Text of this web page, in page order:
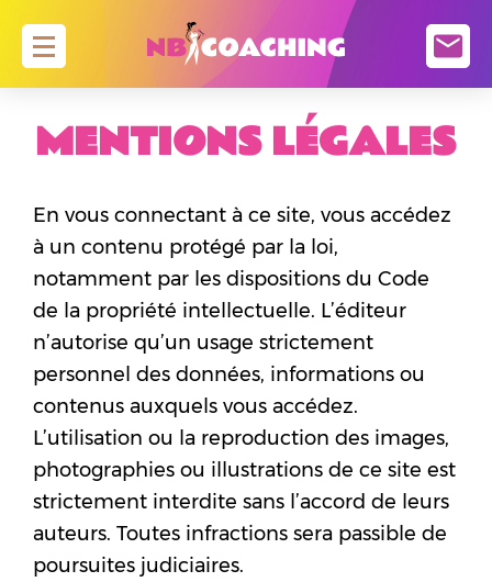
ACCUEIL
ZUMBA
PILOXING KNOCKOUT
PILATES
RENFORCEMENT MUSCULAIRE
BARRE AU SOL ( ATTENTION CE COURS N’ EST
PAS ENCORE OUVERT )
HIIT / WOD
COACHING PRIVÉ
LES PITCHOUNES
FUNKIDZ
MENTIONS LÉGALES
En vous connectant à ce site, vous accédez
à un contenu protégé par la loi,
notamment par les dispositions du Code
de la propriété intellectuelle. L’éditeur
n’autorise qu’un usage strictement
personnel des données, informations ou
contenus auxquels vous accédez.
L’utilisation ou la reproduction des images,
photographies ou illustrations de ce site est
strictement interdite sans l’accord de leurs
auteurs. Toutes infractions sera passible de
poursuites judiciaires.